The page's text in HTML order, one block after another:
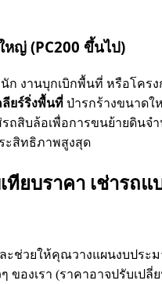
ญ่ (PC200 ขึ้นไป)
ก งานบุกเบิกพื้นที่ หรือโคร
ลียร์ริ่งพื้นที่ ป่ารกร้างขนาดใ
ถสิบล้อเพื่อการขนย้ายดินจ
ะสิทธิภาพสูงสุด
ทียบราคา เช่ารถแ
ะช่วยให้คุณวางแผนงบประ
ของเรา (ราคาอาจปรับเปลี่